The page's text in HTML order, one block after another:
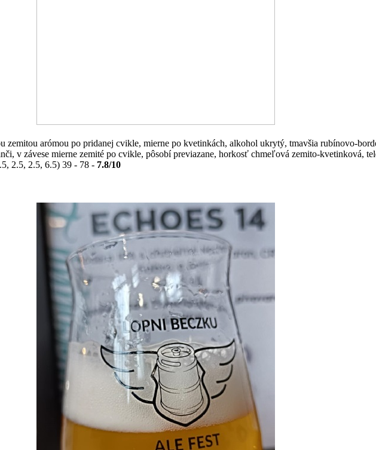
zemitou arómou po pridanej cvikle, mierne po kvetinkách, alkohol ukrytý, tmavšia rubínovo-
v závese mierne zemité po cvikle, pôsobí previazane, horkosť chmeľová zemito-kvetinková,
2.5, 2.5, 6.5) 39 - 78 - 7.8/10